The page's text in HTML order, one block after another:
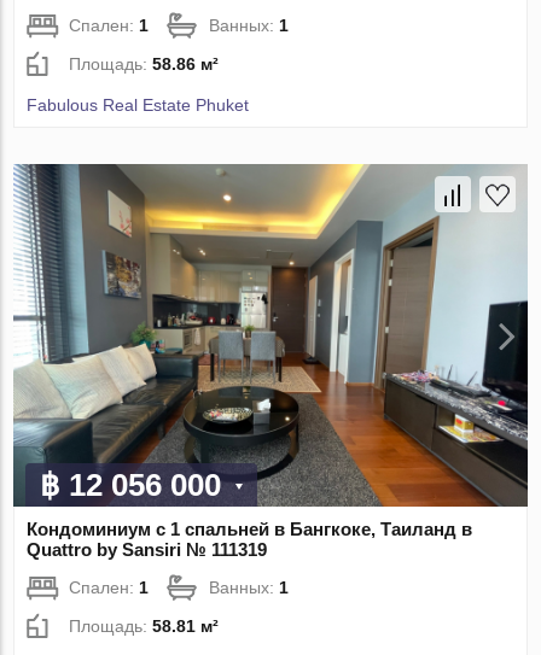
Спален: 1 Ванных: 1
Площадь:58.86 м²
Fabulous Real Estate Phuket
฿ 12 056 000
Кондоминиум с 1 спальней в Бангкоке, Таиланд в
Quattro by Sansiri № 111319
Спален: 1 Ванных: 1
Площадь:58.81 м²